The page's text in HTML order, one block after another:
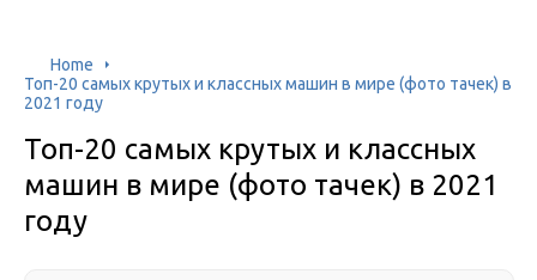
Home
Топ-20 самых крутых и классных машин в мире (фото тачек) в
2021 году
Топ-20 самых крутых и классных
машин в мире (фото тачек) в 2021
году